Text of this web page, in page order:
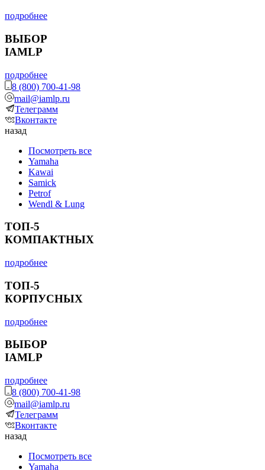
подробнее
ВЫБОР
IAMLP
подробнее
8 (800) 700-41-98
mail@iamlp.ru
Телеграмм
Вконтакте
назад
Посмотреть все
Yamaha
Kawai
Samick
Petrof
Wendl & Lung
ТОП-5
КОМПАКТНЫХ
подробнее
ТОП-5
КОРПУСНЫХ
подробнее
ВЫБОР
IAMLP
подробнее
8 (800) 700-41-98
mail@iamlp.ru
Телеграмм
Вконтакте
назад
Посмотреть все
Yamaha